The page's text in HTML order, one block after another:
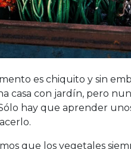
es chiquito y sin
casa con jardín, pero
hay que aprender
que los vegetales